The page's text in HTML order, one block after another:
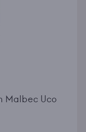
Malbec Uco